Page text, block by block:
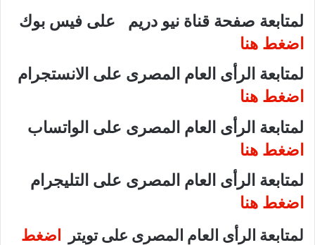
لمتابعة صفحة قناة نيو دريم على فيس بوك
اضغط هنا
لمتابعة الرأى العام المصرى على الانستجرام
اضغط هنا
لمتابعة الرأى العام المصرى على الواتساب
اضغط هنا
لمتابعة الرأى العام المصرى على التليجرام
اضغط هنا
لمتابعة الرأى العام المصرى على تويتر اضغط